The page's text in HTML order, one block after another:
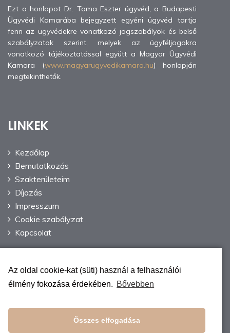
Az oldal cookie-kat (süti) használ a felhasználói
élmény fokozása érdekében. Bővebben
Összes elfogadása
Ezt a honlapot Dr. Toma Eszter ügyvéd, a Budapesti
Ügyvédi Kamarába bejegyzett egyéni ügyvéd tartja
fenn az ügyvédekre vonatkozó jogszabályok és belső
szabályzatok szerint, melyek az ügyféljogokra
vonatkozó tájékoztatással együtt a Magyar Ügyvédi
Kamara (www.magyarugyvedikamara.hu) honlapján
megtekinthetők.
LINKEK
Kezdőlap
Bemutatkozás
Szakterületeim
Díjazás
Impresszum
Cookie szabályzat
Kapcsolat
ELÉRHETŐSÉG
+36 30 928 45 79